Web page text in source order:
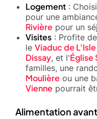
Logement :
pour une
Rivière pour un
Visites : Profite
le Viaduc de
Dissay, et l'Église
familles, une
Moulière ou une
Vienne pourrait
Alimentation